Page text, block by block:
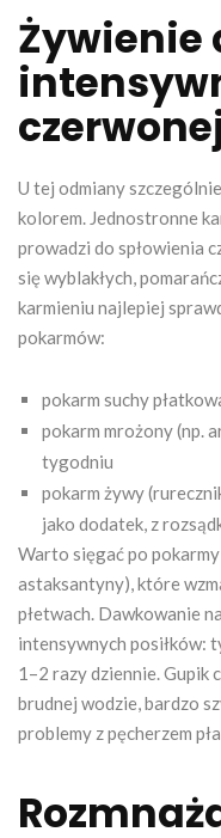
Żywienie
U tej odmiany
kolorem. Jednostronne
prowadzi do spłowienia
się wyblakłych,
karmieniu najlepiej
pokarmów:
pokarm suchy
pokarm mrożony (np.
tygodniu
pokarm żywy
jako dodatek, z
Warto sięgać po
astaksantyny), które
płetwach. Dawkowanie
intensywnych posiłków:
1–2 razy dziennie. Gupik
brudnej wodzie, bardzo
problemy z pęcherzem